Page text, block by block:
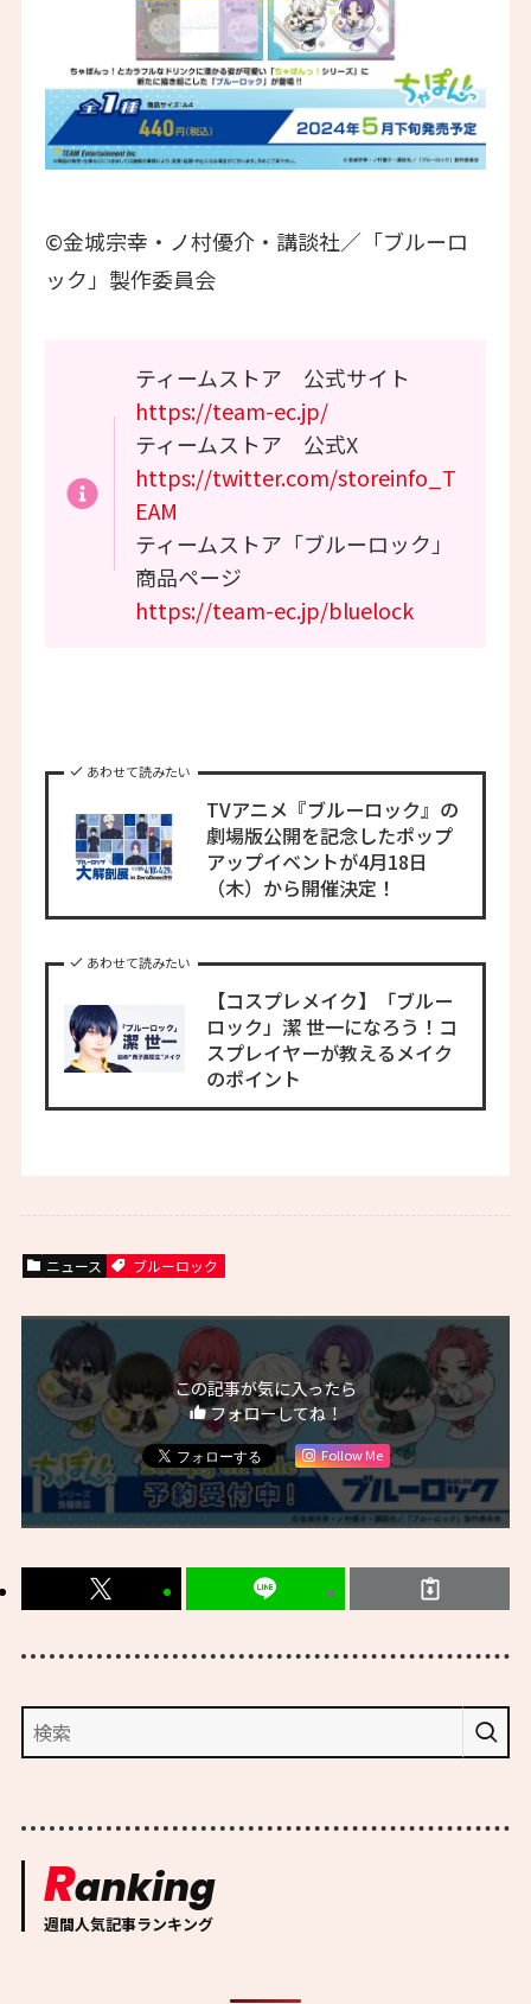
©金城宗幸・ノ村優介・講談社／「ブルーロ
ック」製作委員会
ティームストア 公式サイト
https://team-ec.jp/
ティームストア 公式X
https://twitter.com/storeinfo_T
EAM
ティームストア「ブルーロック」
商品ページ
https://team-ec.jp/bluelock
あわせて読みたい
TVアニメ『ブルーロック』の
劇場版公開を記念したポップ
アップイベントが4月18日
（木）から開催決定！
あわせて読みたい
【コスプレメイク】「ブルー
ロック」潔 世一になろう！コ
スプレイヤーが教えるメイク
のポイント
ニュース ブルーロック
この記事が気に入ったら
フォローしてね！
Follow Me
Ranking
週間人気記事ランキング